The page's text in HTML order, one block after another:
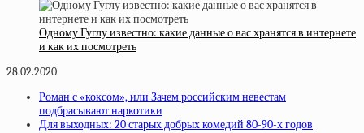
Одному Гуглу известно: какие данные о вас хранятся в интернете
и как их посмотреть
28.02.2020
Роман с «коксом», или Зачем российским невестам
подбрасывают наркотики
Для выходных: 20 старых добрых комедий 80-90-х годов